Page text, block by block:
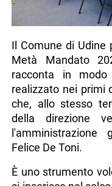
Il Comune di Udine
Metà Mandato
racconta in
realizzato nei primi
che, allo stesso
della direzione
Felice De Toni.
È uno strumento